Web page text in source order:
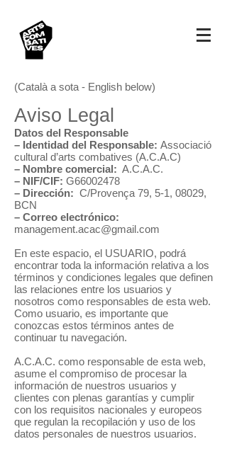
(Català a sota - English below)
Aviso Legal
Datos del Responsable
– Identidad del Responsable: Associació
cultural d’arts combatives (A.C.A.C)
– Nombre comercial: A.C.A.C.
– NIF/CIF: G66002478
– Dirección: C/Provença 79, 5-1, 08029,
BCN
– Correo electrónico:
management.acac@gmail.com
En este espacio, el USUARIO, podrá
encontrar toda la información relativa a los
términos y condiciones legales que definen
las relaciones entre los usuarios y
nosotros como responsables de esta web.
Como usuario, es importante que
conozcas estos términos antes de
continuar tu navegación.
A.C.A.C. como responsable de esta web,
asume el compromiso de procesar la
información de nuestros usuarios y
clientes con plenas garantías y cumplir
con los requisitos nacionales y europeos
que regulan la recopilación y uso de los
datos personales de nuestros usuarios.